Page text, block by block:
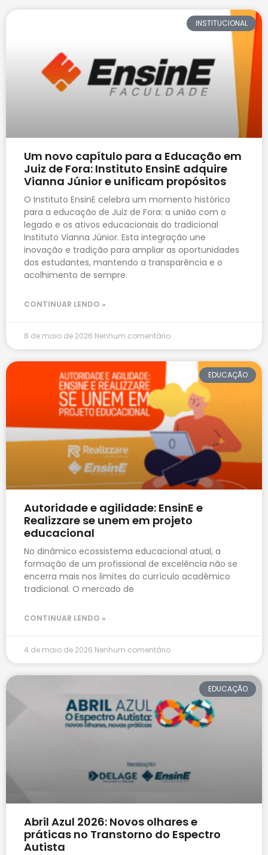
INSTITUCIONAL
Um novo capítulo para a Educação em
Juiz de Fora: Instituto EnsinE adquire
Vianna Júnior e unificam propósitos
O Instituto EnsinE celebra um momento histórico
para a educação de Juiz de Fora: a união com o
legado e os ativos educacionais do tradicional
Instituto Vianna Júnior. Esta integração une
inovação e tradição para ampliar as oportunidades
dos estudantes, mantendo a transparência e o
acolhimento de sempre.
CONTINUAR LENDO »
8 de maio de 2026 Nenhum comentário
EDUCAÇÃO
Autoridade e agilidade: EnsinE e
Realizzare se unem em projeto
educacional
No dinâmico ecossistema educacional atual, a
formação de um profissional de excelência não se
encerra mais nos limites do currículo acadêmico
tradicional. O mercado de
CONTINUAR LENDO »
4 de maio de 2026 Nenhum comentário
EDUCAÇÃO
Abril Azul 2026: Novos olhares e
práticas no Transtorno do Espectro
Autista